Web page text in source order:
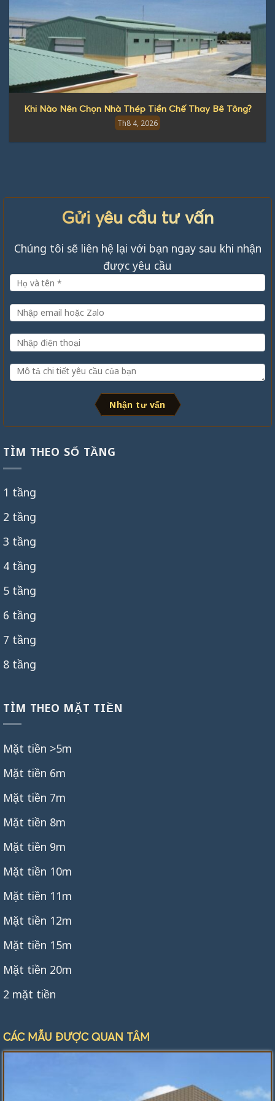
Khi Nào Nên Chọn Nhà Thép Tiền Chế Thay Bê Tông?
Th8 4, 2026
Gửi yêu cầu tư vấn
Chúng tôi sẽ liên hệ lại với bạn ngay sau khi nhận
được yêu cầu
Nhận tư vấn
TÌM THEO SỐ TẦNG
1 tầng
2 tầng
3 tầng
4 tầng
5 tầng
6 tầng
7 tầng
8 tầng
TÌM THEO MẶT TIỀN
Mặt tiền >5m
Mặt tiền 6m
Mặt tiền 7m
Mặt tiền 8m
Mặt tiền 9m
Mặt tiền 10m
Mặt tiền 11m
Mặt tiền 12m
Mặt tiền 15m
Mặt tiền 20m
2 mặt tiền
CÁC MẪU ĐƯỢC QUAN TÂM